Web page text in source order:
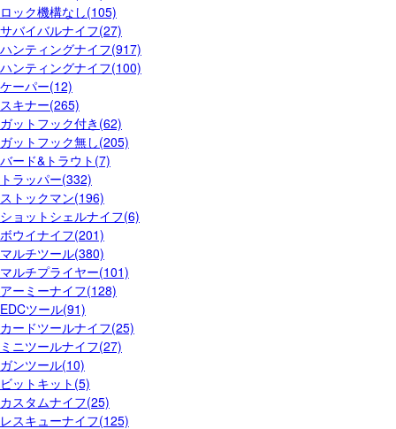
ロック機構なし(105)
サバイバルナイフ(27)
ハンティングナイフ(917)
ハンティングナイフ(100)
ケーパー(12)
スキナー(265)
ガットフック付き(62)
ガットフック無し(205)
バード&トラウト(7)
トラッパー(332)
ストックマン(196)
ショットシェルナイフ(6)
ボウイナイフ(201)
マルチツール(380)
マルチプライヤー(101)
アーミーナイフ(128)
EDCツール(91)
カードツールナイフ(25)
ミニツールナイフ(27)
ガンツール(10)
ビットキット(5)
カスタムナイフ(25)
レスキューナイフ(125)